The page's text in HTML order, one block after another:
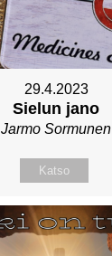
29.4.2023
Sielun jano
Jarmo Sormunen
Katso